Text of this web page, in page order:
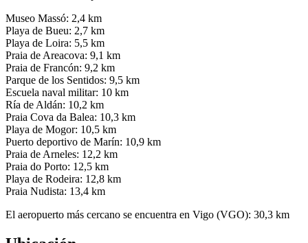
Museo Massó: 2,4 km
Playa de Bueu: 2,7 km
Playa de Loira: 5,5 km
Praia de Areacova: 9,1 km
Praia de Francón: 9,2 km
Parque de los Sentidos: 9,5 km
Escuela naval militar: 10 km
Ría de Aldán: 10,2 km
Praia Cova da Balea: 10,3 km
Playa de Mogor: 10,5 km
Puerto deportivo de Marín: 10,9 km
Praia de Arneles: 12,2 km
Praia do Porto: 12,5 km
Playa de Rodeira: 12,8 km
Praia Nudista: 13,4 km
El aeropuerto más cercano se encuentra en Vigo (VGO): 30,3 km